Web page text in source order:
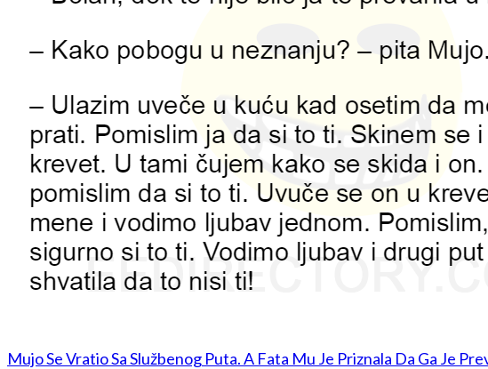
Mujo Se Vratio Sa Službenog Puta. A Fata Mu Je Priznala Da Ga Je